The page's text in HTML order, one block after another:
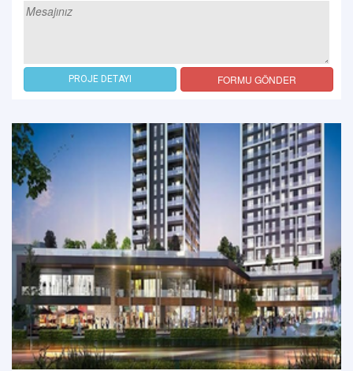
PROJE DETAYI FORMU GÖNDER